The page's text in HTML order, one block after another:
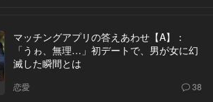
マッチングアプリの答えあわせ【A】：
「うゎ、無理…」初デートで、男が女に幻
滅した瞬間とは
恋愛 38